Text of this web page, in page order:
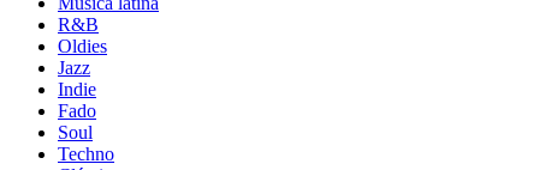
R&B
Oldies
Jazz
Indie
Fado
Soul
Techno